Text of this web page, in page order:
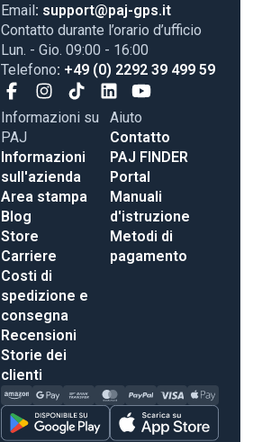
Email: support@paj-gps.it
Contatto durante l’orario d’ufficio
Lun. - Gio. 09:00 - 16:00
Telefono: +49 (0) 2292 39 499 59
Informazioni su
PAJ
Informazioni
sull'azienda
Area stampa
Blog
Store
Carriere
Costi di
spedizione e
consegna
Recensioni
Storie dei
clienti
Aiuto
Contatto
PAJ FINDER
Portal
Manuali
d'istruzione
Metodi di
pagamento